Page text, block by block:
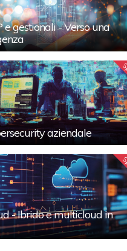
e gestionali - Verso una
aziendale
- Ibrido e multicloud in